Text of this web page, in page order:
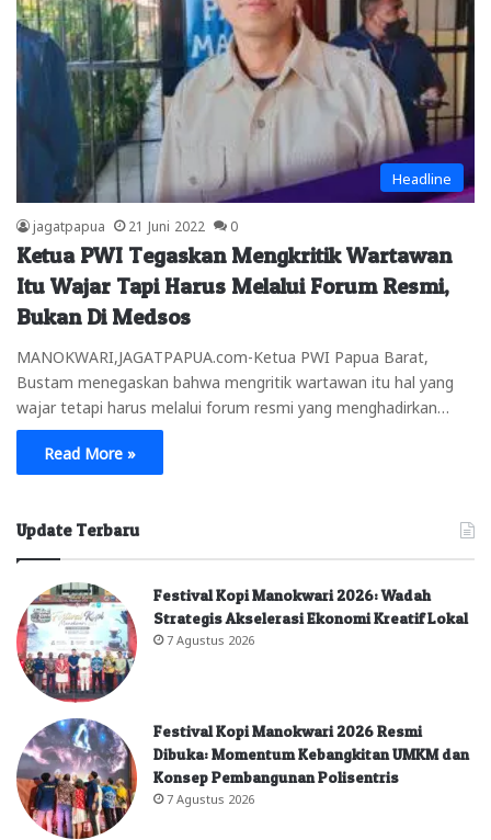
Headline
jagatpapua 21 Juni 2022 0
Ketua PWI Tegaskan Mengkritik Wartawan
Itu Wajar Tapi Harus Melalui Forum Resmi,
Bukan Di Medsos
MANOKWARI,JAGATPAPUA.com-Ketua PWI Papua Barat,
Bustam menegaskan bahwa mengritik wartawan itu hal yang
wajar tetapi harus melalui forum resmi yang menghadirkan…
Read More »
Update Terbaru
Festival Kopi Manokwari 2026: Wadah
Strategis Akselerasi Ekonomi Kreatif Lokal
7 Agustus 2026
Festival Kopi Manokwari 2026 Resmi
Dibuka: Momentum Kebangkitan UMKM dan
Konsep Pembangunan Polisentris
7 Agustus 2026